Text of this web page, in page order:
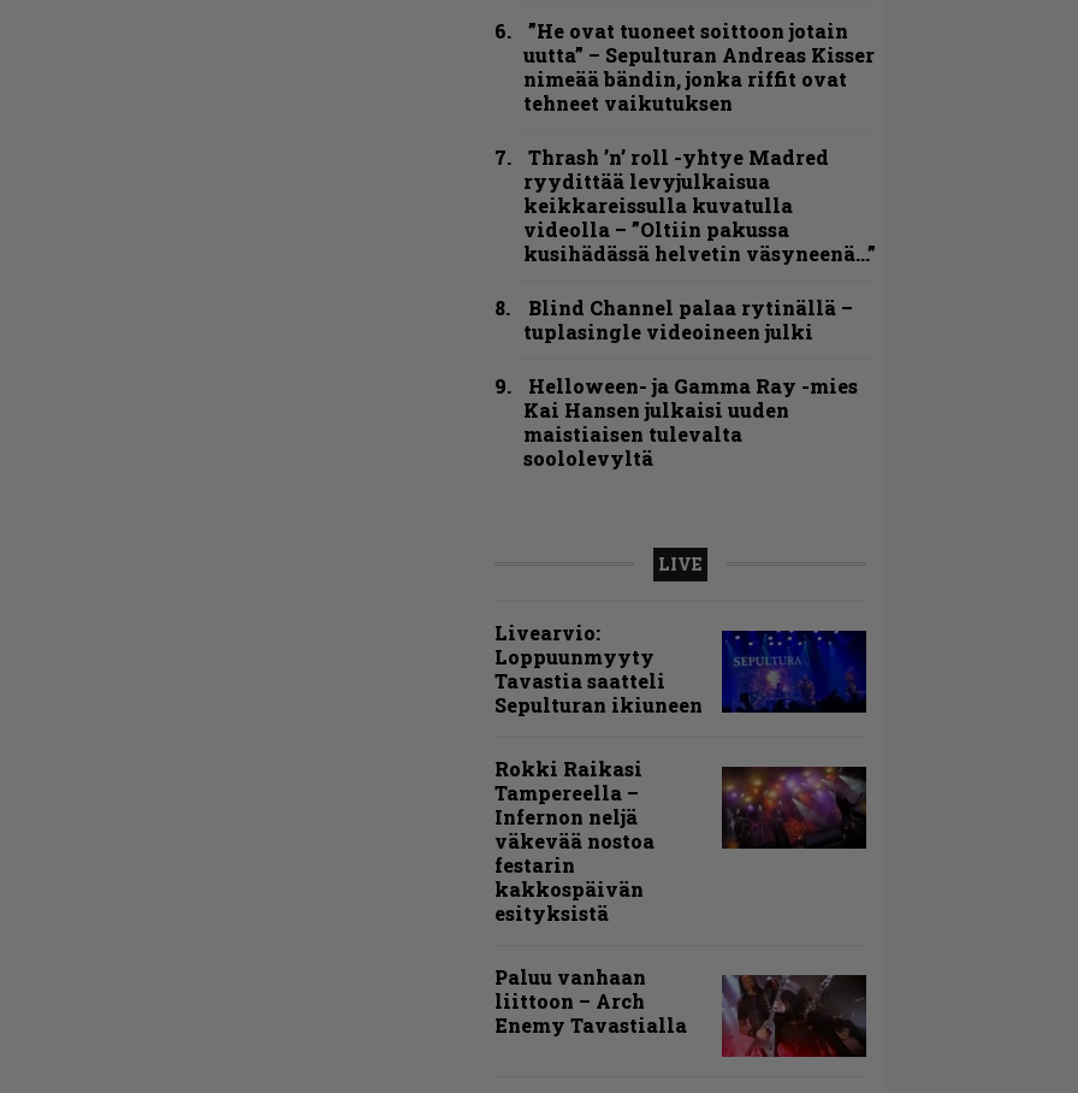
”He ovat tuoneet soittoon jotain
uutta” – Sepulturan Andreas Kisser
nimeää bändin, jonka riffit ovat
tehneet vaikutuksen
Thrash ’n’ roll -yhtye Madred
ryydittää levyjulkaisua
keikkareissulla kuvatulla
videolla – ”Oltiin pakussa
kusihädässä helvetin väsyneenä…”
Blind Channel palaa rytinällä –
tuplasingle videoineen julki
Helloween- ja Gamma Ray -mies
Kai Hansen julkaisi uuden
maistiaisen tulevalta
soololevyltä
LIVE
Livearvio:
Loppuunmyyty
Tavastia saatteli
Sepulturan ikiuneen
Rokki Raikasi
Tampereella –
Infernon neljä
väkevää nostoa
festarin
kakkospäivän
esityksistä
Paluu vanhaan
liittoon – Arch
Enemy Tavastialla